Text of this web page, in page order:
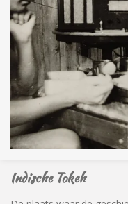
Indische Tokeh